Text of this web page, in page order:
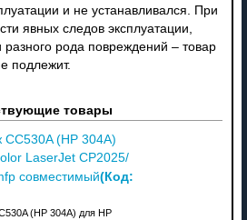
и не устанавливался. При
явных следов эксплуатации,
разного рода повреждений – товар
подлежит.
товары
CC530A (HP 304A)
LaserJet CP2025/
совместимый(Код:
(HP 304A) для HP